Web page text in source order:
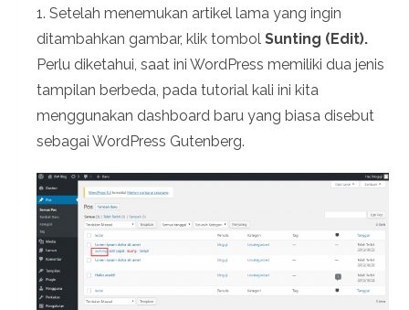
1. Setelah menemukan artikel lama yang ingin
ditambahkan gambar, klik tombol Sunting (Edit).
Perlu diketahui, saat ini WordPress memiliki dua jenis
tampilan berbeda, pada tutorial kali ini kita
menggunakan dashboard baru yang biasa disebut
sebagai WordPress Gutenberg.